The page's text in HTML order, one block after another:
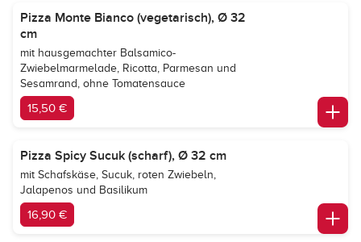
Pizza Monte Bianco (vegetarisch), Ø 32
cm
mit hausgemachter Balsamico-
Zwiebelmarmelade, Ricotta, Parmesan und
Sesamrand, ohne Tomatensauce
15,50 €
Pizza Spicy Sucuk (scharf), Ø 32 cm
mit Schafskäse, Sucuk, roten Zwiebeln,
Jalapenos und Basilikum
16,90 €